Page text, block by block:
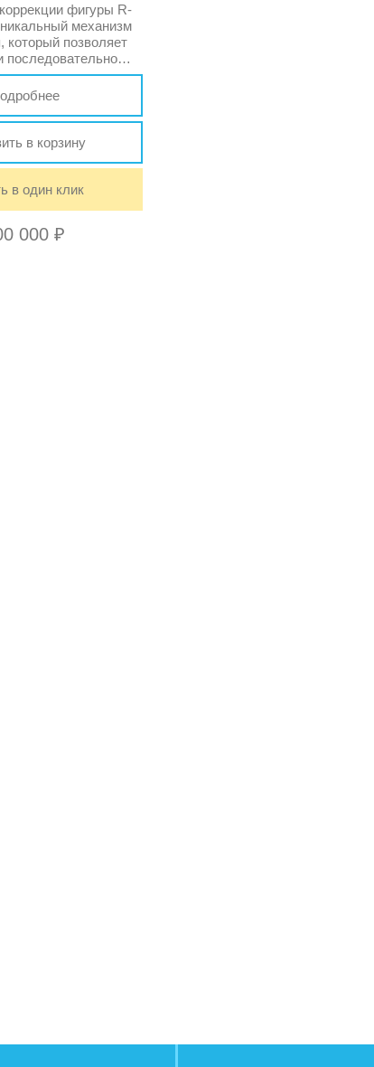
фигуры R-
механизм
который позволяет
последовательно
как по одному
так и по всему
имеет достаточно
инструмент (2 кг),
ему максимально
участков. При
остается
в корзину
в один клик
000₽